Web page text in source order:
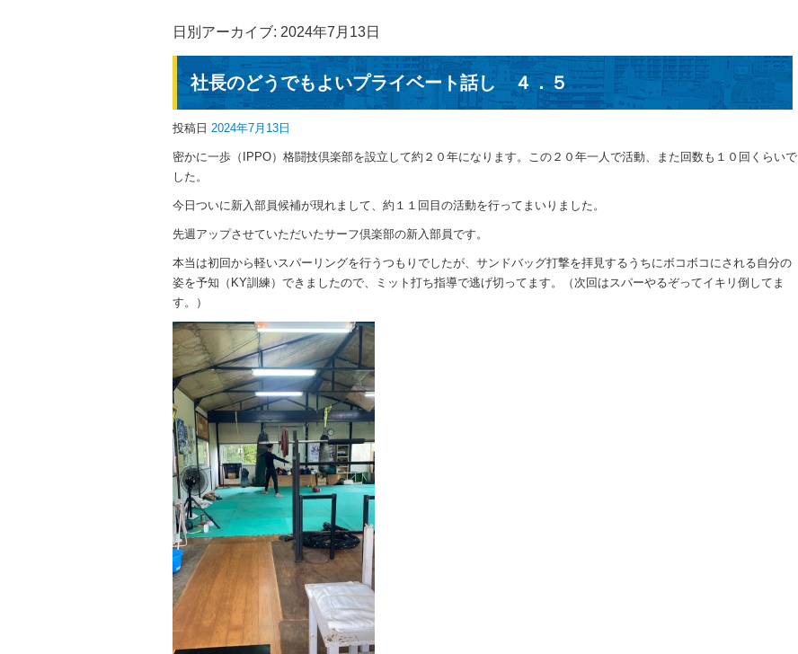
日別アーカイブ: 2024年7月13日
社長のどうでもよいプライベート話し ４．５
投稿日 2024年7月13日
密かに一歩（IPPO）格闘技倶楽部を設立して約２０年になります。この２０年一人で活動、また回数も１０回くらいで
した。
今日ついに新入部員候補が現れまして、約１１回目の活動を行ってまいりました。
先週アップさせていただいたサーフ倶楽部の新入部員です。
本当は初回から軽いスパーリングを行うつもりでしたが、サンドバッグ打撃を拝見するうちにボコボコにされる自分の
姿を予知（KY訓練）できましたので、ミット打ち指導で逃げ切ってます。（次回はスパーやるぞってイキリ倒してま
す。）